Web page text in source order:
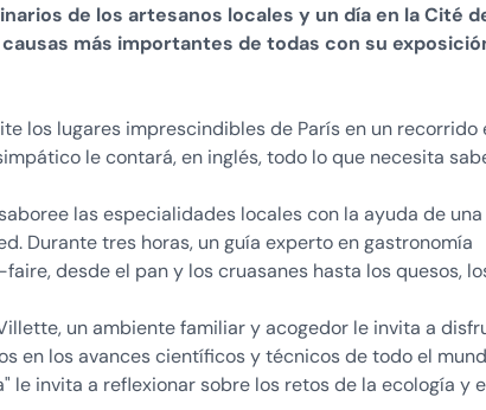
de los artesanos locales y un día en la Cité
más importantes de todas con su
los lugares imprescindibles de París en un recorrido
le contará, en inglés, todo lo que necesita
las especialidades locales con la ayuda de una
Durante tres horas, un guía experto en gastronomía
desde el pan y los cruasanes hasta los quesos,
un ambiente familiar y acogedor le invita a
en los avances científicos y técnicos de todo el
invita a reflexionar sobre los retos de la ecología y